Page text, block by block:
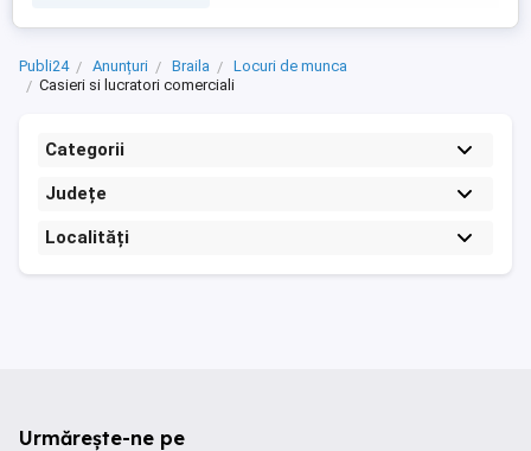
Publi24 Anunțuri Braila
Locuri de munca
Casieri si lucratori comerciali
Categorii
Județe
Localități
Urmărește-ne pe